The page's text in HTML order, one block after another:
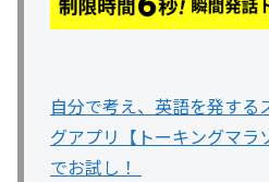
自分で考え、英語を発する
グアプリ【トーキングマラ
でお試し！